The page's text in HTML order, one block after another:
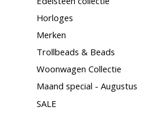
Horloges
Merken
Trollbeads & Beads
Woonwagen Collectie
Maand special - Augustus
SALE